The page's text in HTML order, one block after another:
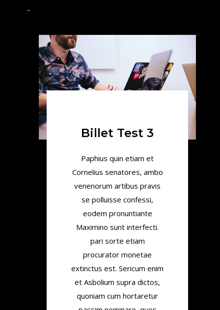
Billet Test 3
Paphius quin etiam et
Cornelius senatores, ambo
venenorum artibus pravis
se polluisse confessi,
eodem pronuntiante
Maximino sunt interfecti.
pari sorte etiam
procurator monetae
extinctus est. Sericum enim
et Asbolium supra dictos,
quoniam cum hortaretur